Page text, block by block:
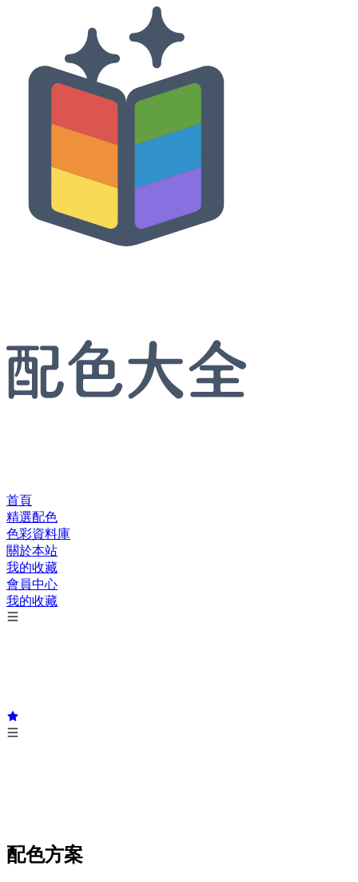
首頁
精選配色
色彩資料庫
關於本站
我的收藏
會員中心
我的收藏
配色方案